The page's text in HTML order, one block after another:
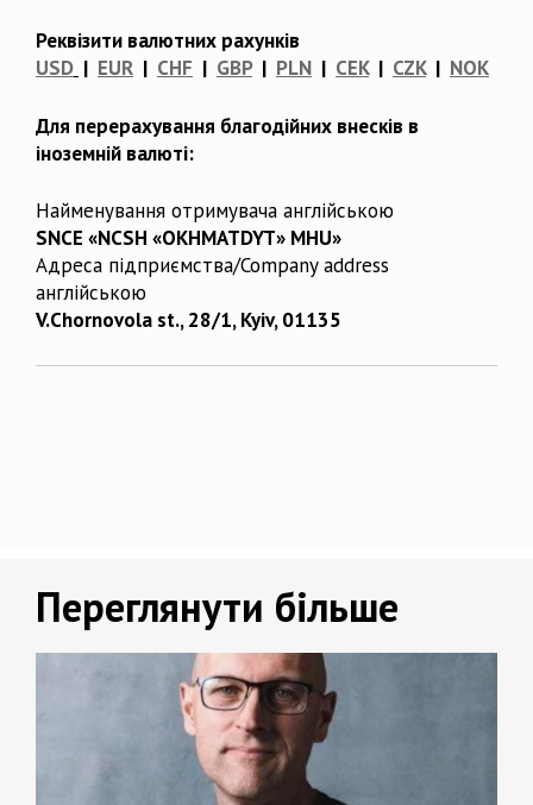
Реквізити валютних рахунків
USD | EUR | CHF | GBP| PLN | CEK| CZK| NOK
Для перерахування благодійних внесків в
іноземній валюті:
Найменування отримувача англійською
SNCE «NCSH «OKHMATDYT» MHU»
Адреса підприємства/Company address
англійською
V.Chornovola st., 28/1, Kyiv, 01135
Переглянути більше